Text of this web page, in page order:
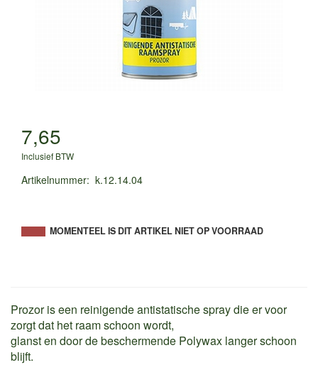
7,65
Inclusief BTW
Artikelnummer: k.12.14.04
MOMENTEEL IS DIT ARTIKEL NIET OP VOORRAAD
Prozor is een reinigende antistatische spray die er voor
zorgt dat het raam schoon wordt,
glanst en door de beschermende Polywax langer schoon
blijft.